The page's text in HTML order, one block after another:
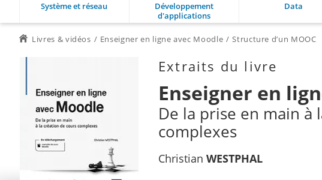
Système et réseau
Développement
d'applications
Data
Livres & vidéos Enseigner en ligne avec Moodle Structure d’un MOOC
Extraits du livre
Enseigner en
De la prise en main à
complexes
Christian WESTPHAL